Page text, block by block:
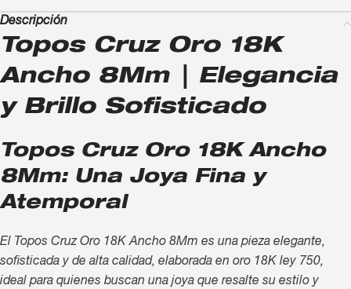
Descripción
Topos Cruz Oro 18K
Ancho 8Mm | Elegancia
y Brillo Sofisticado
Topos Cruz Oro 18K Ancho
8Mm: Una Joya Fina y
Atemporal
El Topos Cruz Oro 18K Ancho 8Mm es una pieza elegante,
sofisticada y de alta calidad, elaborada en oro 18K ley 750,
ideal para quienes buscan una joya que resalte su estilo y